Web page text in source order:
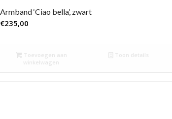
Armband ‘Ciao bella’, zwart
€235,00
Toevoegen aan
winkelwagen
Toon details